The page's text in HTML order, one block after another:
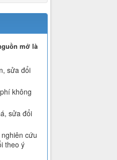
mở là
sửa đổi
không
sửa đổi
cứu
theo ý